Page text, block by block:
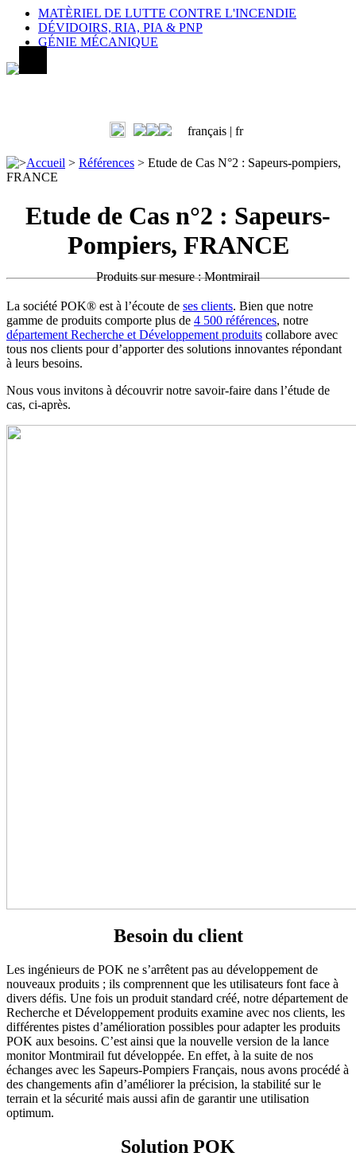
MATÈRIEL DE LUTTE CONTRE L'INCENDIE
DÉVIDOIRS, RIA, PIA & PNP
GÉNIE MÉCANIQUE
français | fr
>Accueil > Références > Etude de Cas N°2 : Sapeurs-pompiers,
FRANCE
Etude de Cas n°2 : Sapeurs-
Pompiers, FRANCE
Produits sur mesure : Montmirail
La société POK® est à l’écoute de ses clients. Bien que notre
gamme de produits comporte plus de 4 500 références, notre
département Recherche et Développement produits collabore avec
tous nos clients pour d’apporter des solutions innovantes répondant
à leurs besoins.
Nous vous invitons à découvrir notre savoir-faire dans l’étude de
cas, ci-après.
Besoin du client
Les ingénieurs de POK ne s’arrêtent pas au développement de
nouveaux produits ; ils comprennent que les utilisateurs font face à
divers défis. Une fois un produit standard créé, notre département de
Recherche et Développement produits examine avec nos clients, les
différentes pistes d’amélioration possibles pour adapter les produits
POK aux besoins. C’est ainsi que la nouvelle version de la lance
monitor Montmirail fut développée. En effet, à la suite de nos
échanges avec les Sapeurs-Pompiers Français, nous avons procédé à
des changements afin d’améliorer la précision, la stabilité sur le
terrain et la sécurité mais aussi afin de garantir une utilisation
optimum.
Solution POK